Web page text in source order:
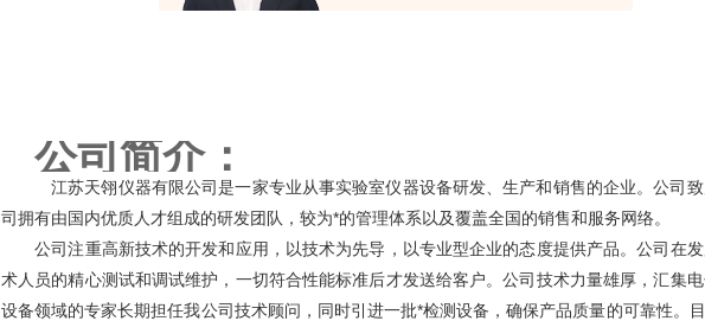
公司简介：
江苏天翎仪器有限公司是一家专业从事实验室仪器设备研发、生产和销售的企业。公司
司拥有由国内优质人才组成的研发团队，较为*的管理体系以及覆盖全国的销售和服务网络。
公司注重高新技术的开发和应用，以技术为先导，以专业型企业的态度提供产品。公司在
术人员的精心测试和调试维护，一切符合性能标准后才发送给客户。公司技术力量雄厚，汇集
设备领域的专家长期担任我公司技术顾问，同时引进一批*检测设备，确保产品质量的可靠性。